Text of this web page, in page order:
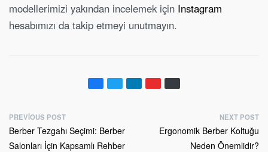
modellerimizi yakından incelemek için Instagram
hesabımızı da takip etmeyi unutmayın.
PREVIOUS POST
Berber Tezgahı Seçimi: Berber
Salonları İçin Kapsamlı Rehber
NEXT POST
Ergonomik Berber Koltuğu
Neden Önemlidir?